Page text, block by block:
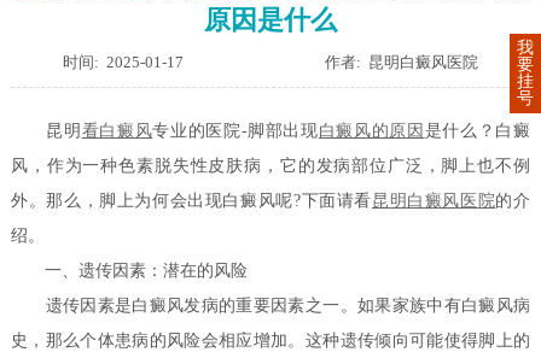
原因是什么
时间: 2025-01-17 作者: 昆明白癜风医院
昆明 看白癜风专业的医院-脚部出现白癜风的原因 是什么？白癜
风，作为一种色素脱失性皮肤病，它的发病部位广泛，脚上也不例
外。那么，脚上为何会出现白癜风呢?下面请看昆明白癜风医院的介
绍。
一、遗传因素：潜在的风险
遗传因素是白癜风发病的重要因素之一。如果家族中有白癜风病
史，那么个体患病的风险会相应增加。这种遗传倾向可能使得脚上的
我
要
挂
号